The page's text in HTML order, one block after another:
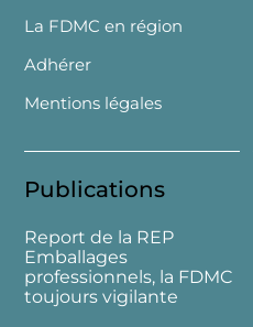
La FDMC en région
Adhérer
Mentions légales
Publications
Report de la REP
Emballages
professionnels, la FDMC
toujours vigilante